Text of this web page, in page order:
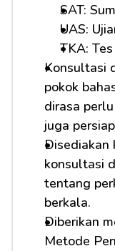
SAT:
UAS:
TKA:
Konsultasi
pokok
dirasa
juga
Disediakan
konsultasi
tentang
berkala.
Diberikan
Metode